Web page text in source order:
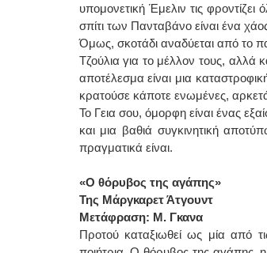
υπομονετική Έμελιν τις
σπίτι των Πανταβάνο είναι ένα
Όμως, σκοτάδι αναδύεται από το
Τζούλια για το μέλλον τους, αλλά
αποτέλεσμα είναι μια
κρατούσε κάποτε ενωμένες,
Το Γεια σου, όμορφη είναι ένας
και μια βαθιά συγκινητική
πραγματικά είναι.
«Ο θόρυβος της αγάπης»
Της Μάργκαρετ Άτγουντ
Μετάφραση: Μ. Γκανα
Προτού καταξιωθεί ως μία από